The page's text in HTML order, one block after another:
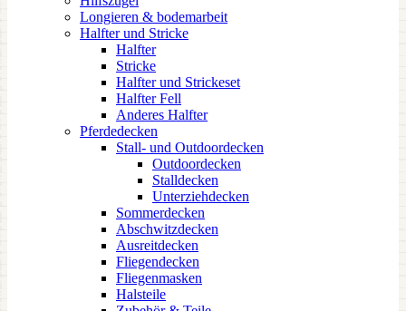
Longieren & bodemarbeit
Halfter und Stricke
Halfter
Stricke
Halfter und Strickeset
Halfter Fell
Anderes Halfter
Pferdedecken
Stall- und Outdoordecken
Outdoordecken
Stalldecken
Unterziehdecken
Sommerdecken
Abschwitzdecken
Ausreitdecken
Fliegendecken
Fliegenmasken
Halsteile